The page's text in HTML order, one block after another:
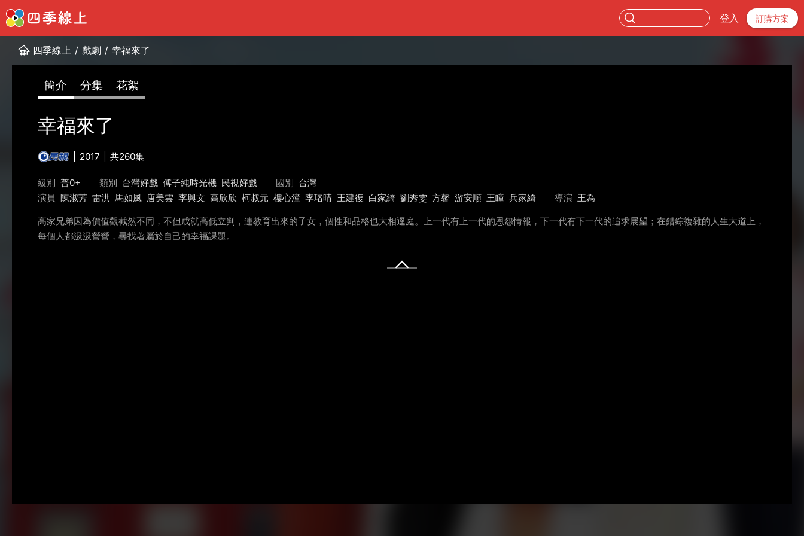
登入 訂購方案
四季線上 / 戲劇 / 幸福來了
簡介 分集 花絮
幸福來了
2017 共260集
級別 普0+ 類別 台灣好戲 傅子純時光機 民視好戲 國別 台灣
演員 陳淑芳 雷洪 馬如風 唐美雲 李興文 高欣欣 柯叔元 樓心潼 李珞晴 王建復 白家綺 劉秀雯 方馨 游安順 王瞳 兵家綺 導演 王為
高家兄弟因為價值觀截然不同，不但成就高低立判，連教育出來的子女，個性和品格也大相逕庭。上一代有上一代的恩怨情報，下一代有下一代的追求展望；在錯綜複雜的人生大道上，
每個人都汲汲營營，尋找著屬於自己的幸福課題。